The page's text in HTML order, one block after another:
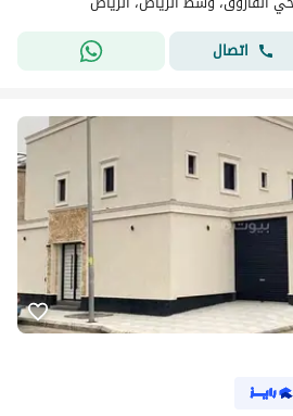
اتصال